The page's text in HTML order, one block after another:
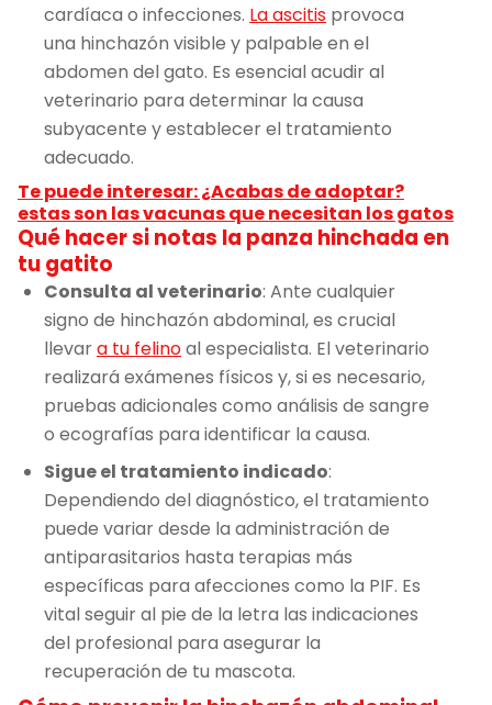
cardíaca o infecciones. La ascitis provoca
una hinchazón visible y palpable en el
abdomen del gato. Es esencial acudir al
veterinario para determinar la causa
subyacente y establecer el tratamiento
adecuado.
Te puede interesar: ¿Acabas de adoptar?
estas son las vacunas que necesitan los gatos
Qué hacer si notas la panza hinchada en
tu gatito
Consulta al veterinario: Ante cualquier
signo de hinchazón abdominal, es crucial
llevara tu felinoal especialista. El veterinario
realizará exámenes físicos y, si es necesario,
pruebas adicionales como análisis de sangre
o ecografías para identificar la causa.
Sigue el tratamiento indicado:
Dependiendo del diagnóstico, el tratamiento
puede variar desde la administración de
antiparasitarios hasta terapias más
específicas para afecciones como la PIF. Es
vital seguir al pie de la letra las indicaciones
del profesional para asegurar la
recuperación de tu mascota.